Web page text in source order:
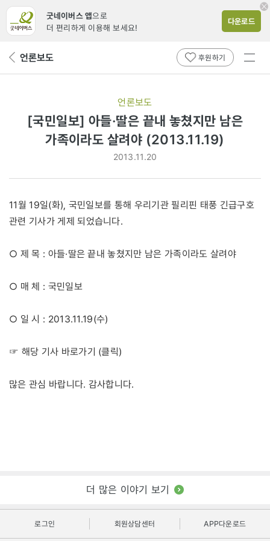
굿네이버스 앱으로
더 편리하게 이용해 보세요!
다운로드
뒤 언론보도 후원하기
전체
언론보도
[국민일보] 아들·딸은 끝내 놓쳤지만 남은
가족이라도 살려야 (2013.11.19)
2013.11.20
11월 19일(화), 국민일보를 통해 우리기관 필리핀 태풍 긴급구호
관련 기사가 게제 되었습니다.
○ 제 목 : 아들·딸은 끝내 놓쳤지만 남은 가족이라도 살려야
○ 매 체 : 국민일보
○ 일 시 : 2013.11.19(수)
☞ 해당 기사 바로가기 (클릭)
많은 관심 바랍니다. 감사합니다.
더 많은 이야기 보기
로그인 회원상담센터 APP다운로드